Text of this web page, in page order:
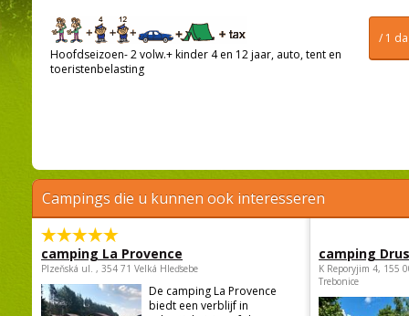
/ 1
Hoofdseizoen- 2 volw.+ kinder 4 en 12 jaar, auto, tent en
toeristenbelasting
Campings die u kunnen ook interesseren
camping La Provence
Plzeňská ul. , 354 71 Velká Hleďsebe
De camping La Provence
biedt een verblijf in
camping
K Reporyjim 4, 155
Trebonice